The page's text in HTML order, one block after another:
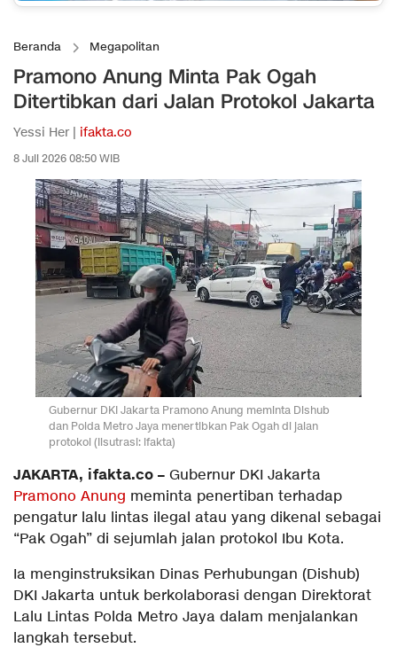
Beranda Megapolitan
Pramono Anung Minta Pak Ogah
Ditertibkan dari Jalan Protokol Jakarta
Yessi Her | ifakta.co
8 Juli 2026 08:50 WIB
Gubernur DKI Jakarta Pramono Anung meminta Dishub
dan Polda Metro Jaya menertibkan Pak Ogah di jalan
protokol (Ilsutrasi: ifakta)
JAKARTA, ifakta.co – Gubernur DKI Jakarta
Pramono Anung meminta penertiban terhadap
pengatur lalu lintas ilegal atau yang dikenal sebagai
“Pak Ogah” di sejumlah jalan protokol Ibu Kota.
Ia menginstruksikan Dinas Perhubungan (Dishub)
DKI Jakarta untuk berkolaborasi dengan Direktorat
Lalu Lintas Polda Metro Jaya dalam menjalankan
langkah tersebut.